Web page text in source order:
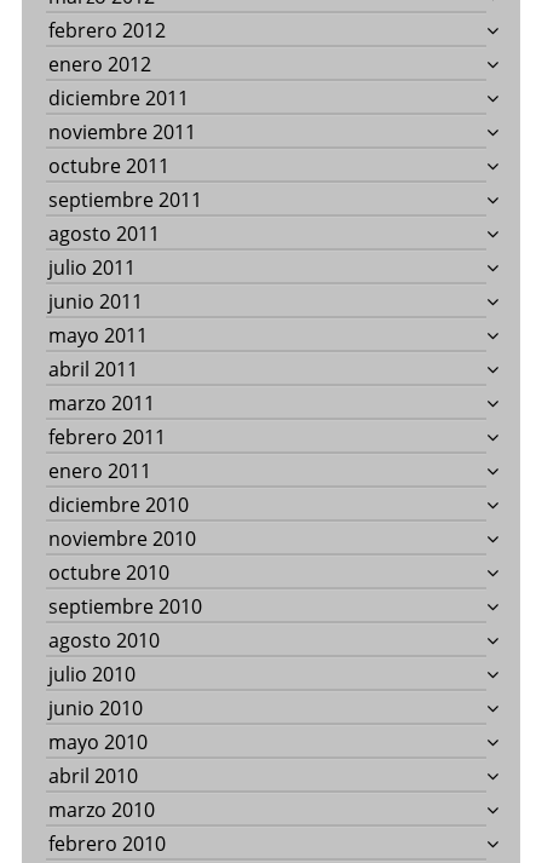
febrero 2012
enero 2012
diciembre 2011
noviembre 2011
octubre 2011
septiembre 2011
agosto 2011
julio 2011
junio 2011
mayo 2011
abril 2011
marzo 2011
febrero 2011
enero 2011
diciembre 2010
noviembre 2010
octubre 2010
septiembre 2010
agosto 2010
julio 2010
junio 2010
mayo 2010
abril 2010
marzo 2010
febrero 2010